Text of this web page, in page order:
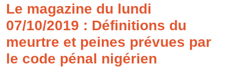
Le magazine du lundi
07/10/2019 : Définitions du
meurtre et peines prévues par
le code pénal nigérien